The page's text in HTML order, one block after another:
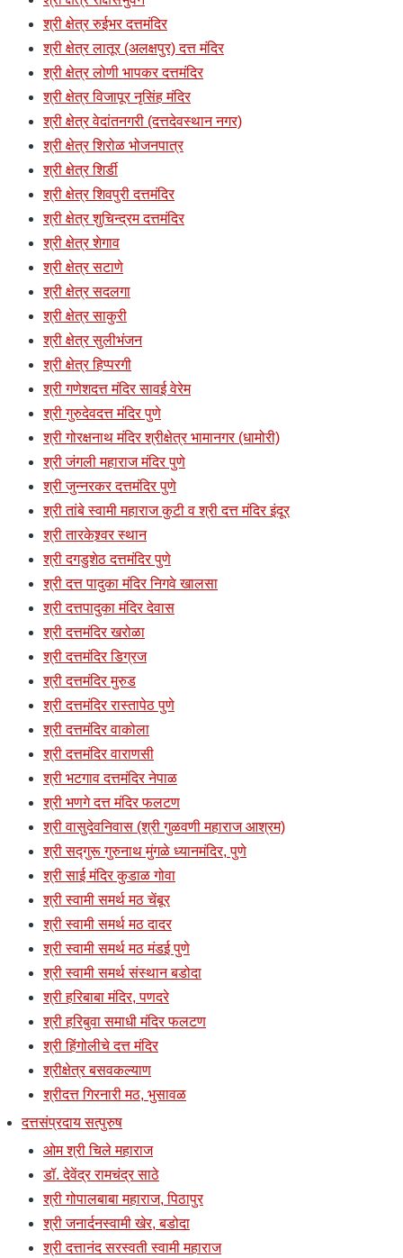
श्री क्षेत्र रुईभर दत्तमंदिर
श्री क्षेत्र लातूर (अलक्षपुर) दत्त मंदिर
श्री क्षेत्र लोणी भापकर दत्तमंदिर
श्री क्षेत्र विजापूर नृसिंह मंदिर
श्री क्षेत्र वेदांतनगरी (दत्तदेवस्थान नगर)
श्री क्षेत्र शिरोळ भोजनपात्र
श्री क्षेत्र शिर्डी
श्री क्षेत्र शिवपुरी दत्तमंदिर
श्री क्षेत्र शुचिन्द्रम दत्तमंदिर
श्री क्षेत्र शेगाव
श्री क्षेत्र सटाणे
श्री क्षेत्र सदलगा
श्री क्षेत्र साकुरी
श्री क्षेत्र सुलीभंजन
श्री क्षेत्र हिप्परगी
श्री गणेशदत्त मंदिर सावई वेरेम
श्री गुरुदेवदत्त मंदिर पुणे
श्री गोरक्षनाथ मंदिर श्रीक्षेत्र भामानगर (धामोरी)
श्री जंगली महाराज मंदिर पुणे
श्री जुन्नरकर दत्तमंदिर पुणे
श्री तांबे स्वामी महाराज कुटी व श्री दत्त मंदिर इंदूर
श्री तारकेश्र्वर स्थान
श्री दगडुशेठ दत्तमंदिर पुणे
श्री दत्त पादुका मंदिर निगवे खालसा
श्री दत्तपादुका मंदिर देवास
श्री दत्तमंदिर खरोळा
श्री दत्तमंदिर डिग्रज
श्री दत्तमंदिर मुरुड
श्री दत्तमंदिर रास्तापेठ पुणे
श्री दत्तमंदिर वाकोला
श्री दत्तमंदिर वाराणसी
श्री भटगाव दत्तमंदिर नेपाळ
श्री भणगे दत्त मंदिर फलटण
श्री वासुदेवनिवास (श्री गुळवणी महाराज आश्रम)
श्री सद्गुरू गुरुनाथ मुंगळे ध्यानमंदिर, पुणे
श्री साई मंदिर कुडाळ गोवा
श्री स्वामी समर्थ मठ चेंबूर
श्री स्वामी समर्थ मठ दादर
श्री स्वामी समर्थ मठ मंडई पुणे
श्री स्वामी समर्थ संस्थान बडोदा
श्री हरिबाबा मंदिर, पणदरे
श्री हरिबुवा समाधी मंदिर फलटण
श्री हिंगोलीचे दत्त मंदिर
श्रीक्षेत्र बसवकल्याण
श्रीदत्त गिरनारी मठ, भुसावळ
दत्तसंप्रदाय सत्पुरुष
ओम श्री चिले महाराज
डॉ. देवेंद्र रामचंद्र साठे
श्री गोपालबाबा महाराज, पिठापुर
श्री जनार्दनस्वामी खेर, बडोदा
श्री दत्तानंद सरस्वती स्वामी महाराज